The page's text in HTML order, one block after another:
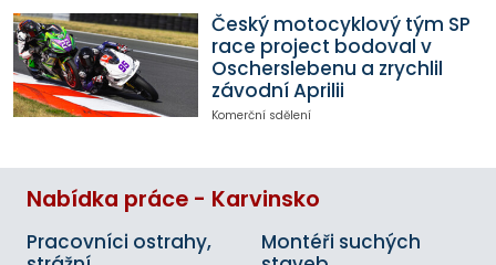
Český motocyklový tým SP
race project bodoval v
Oscherslebenu a zrychlil
závodní Aprilii
Komerční sdělení
Nabídka práce - Karvinsko
Pracovníci ostrahy,
Montéři suchých